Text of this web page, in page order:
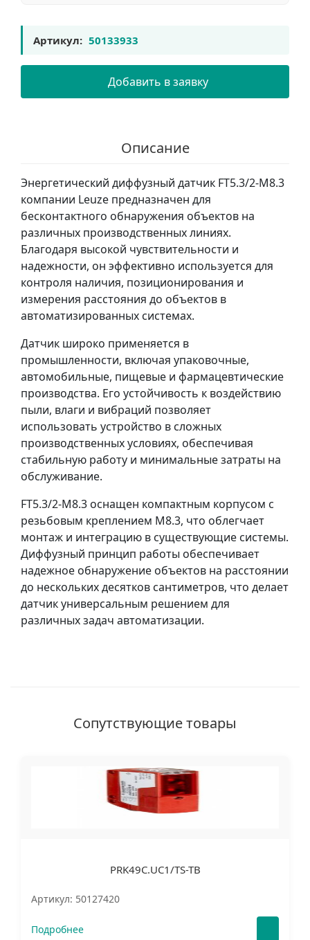
Артикул: 50133933
Добавить в заявку
Описание
Энергетический диффузный датчик FT5.3/2-M8.3
компании Leuze предназначен для
бесконтактного обнаружения объектов на
различных производственных линиях.
Благодаря высокой чувствительности и
надежности, он эффективно используется для
контроля наличия, позиционирования и
измерения расстояния до объектов в
автоматизированных системах.
Датчик широко применяется в
промышленности, включая упаковочные,
автомобильные, пищевые и фармацевтические
производства. Его устойчивость к воздействию
пыли, влаги и вибраций позволяет
использовать устройство в сложных
производственных условиях, обеспечивая
стабильную работу и минимальные затраты на
обслуживание.
FT5.3/2-M8.3 оснащен компактным корпусом с
резьбовым креплением M8.3, что облегчает
монтаж и интеграцию в существующие системы.
Диффузный принцип работы обеспечивает
надежное обнаружение объектов на расстоянии
до нескольких десятков сантиметров, что делает
датчик универсальным решением для
различных задач автоматизации.
Сопутствующие товары
PRK49C.UC1/TS-TB
Артикул: 50127420
Подробнее